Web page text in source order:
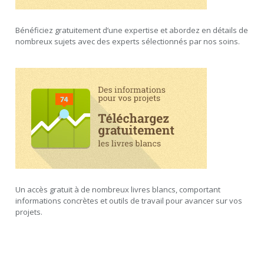
Bénéficiez gratuitement d’une expertise et abordez en détails de
nombreux sujets avec des experts sélectionnés par nos soins.
Un accès gratuit à de nombreux livres blancs, comportant
informations concrètes et outils de travail pour avancer sur vos
projets.